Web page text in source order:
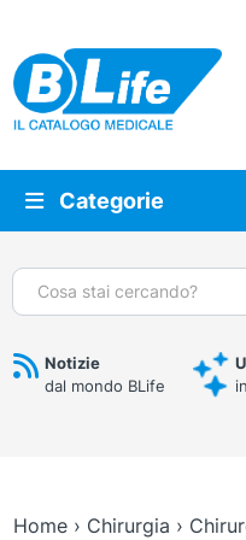
Vai al contenuto principale
Categorie
Cerca:
Notizie
dal mondo BLife
Home› Chirurgia ›